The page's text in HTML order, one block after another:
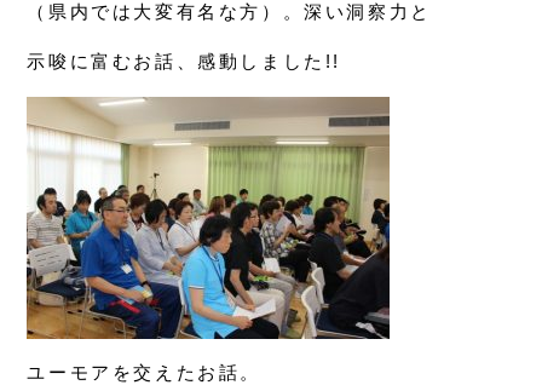
（県内では大変有名な方）。深い洞察力と
示唆に富むお話、感動しました!!
ユーモアを交えたお話。